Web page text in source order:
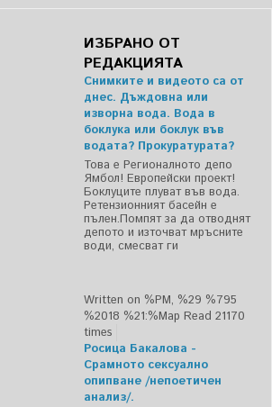
ИЗБРАНО ОТ
РЕДАКЦИЯТА
Снимките и видеото са от
днес. Дъждовна или
изворна вода. Вода в
боклука или боклук във
водата? Прокуратурата?
Това е Регионалното депо
Ямбол! Европейски проект!
Боклуците плуват във вода.
Ретензионният басейн е
пълен.Помпят за да отводнят
депото и източват мръсните
води, смесват ги
Written on %PM, %29 %795
%2018 %21:%Мар Read 21170
times
Росица Бакалова -
Срамното сексуално
опипване /непоетичен
анализ/.